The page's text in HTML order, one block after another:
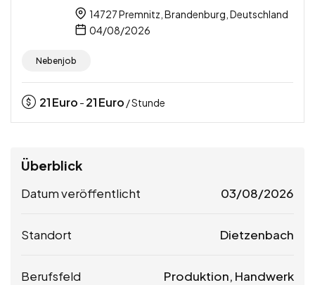
14727 Premnitz, Brandenburg, Deutschland
04/08/2026
Nebenjob
21Euro - 21Euro / Stunde
Überblick
Datum veröffentlicht 03/08/2026
Standort Dietzenbach
Berufsfeld Produktion, Handwerk